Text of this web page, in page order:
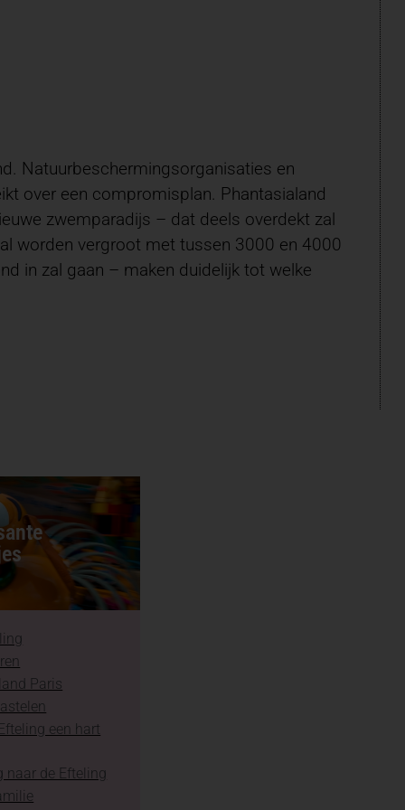
Natuurbeschermingsorganisaties en
over een compromisplan. Phantasialand
zwemparadijs – dat deels overdekt zal
worden vergroot met tussen 3000 en 4000
in zal gaan – maken duidelijk tot welke
Paris
een hart
naar de Efteling